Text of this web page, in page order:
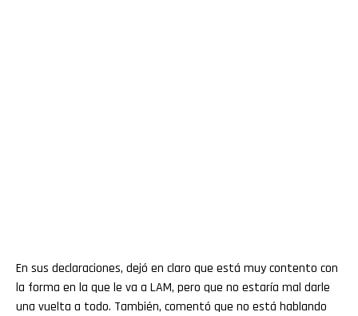
En sus declaraciones, dejó en claro que está muy contento con
la forma en la que le va a LAM, pero que no estaría mal darle
una vuelta a todo. También, comentó que no está hablando